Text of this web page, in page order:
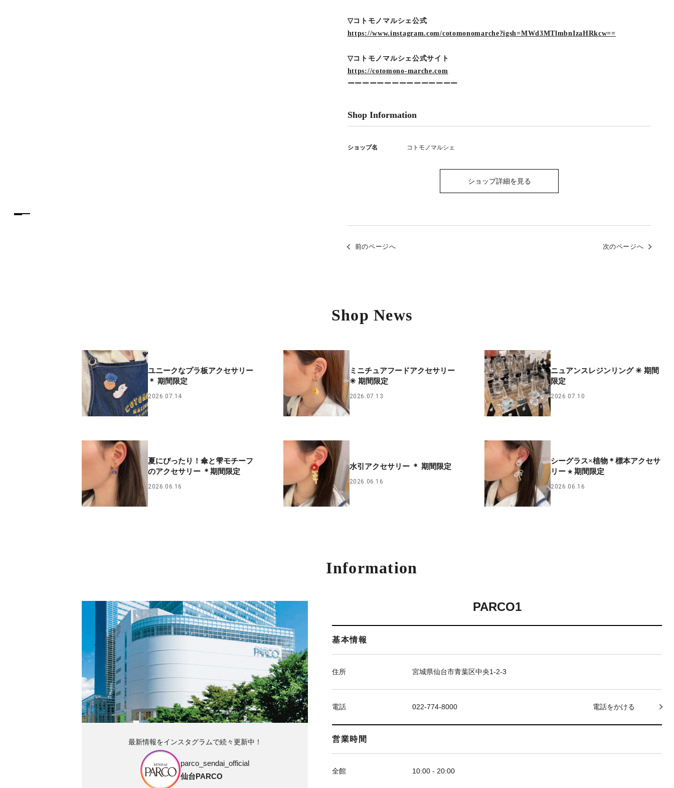
▽コトモノマルシェ公式
https://www.instagram.com/cotomonomarche?igsh=MWd3MTlmbnIzaHRkcw==
▽コトモノマルシェ公式サイト
https://cotomono-marche.com
ーーーーーーーーーーーーーーー
Shop Information
ショップ名 コトモノマルシェ
ショップ詳細を見る
前のページへ 次のページへ
Shop News
ユニークなプラ板アクセサリー
＊ 期間限定
2026.07.14
ミニチュアフードアクセサリー
✳︎ 期間限定
2026.07.13
ニュアンスレジンリング ✳︎ 期間
限定
2026.07.10
夏にぴったり！傘と雫モチーフ
のアクセサリー ＊期間限定
2026.06.16
水引アクセサリー ＊ 期間限定
2026.06.16
シーグラス×植物＊標本アクセサ
リー ⭐︎ 期間限定
2026.06.16
Information
PARCO1
基本情報
住所 宮城県仙台市青葉区中央1-2-3
電話 022-774-8000 電話をかける
営業時間
全館 10:00 - 20:00
最新情報をインスタグラムで続々更新中！
parco_sendai_official
仙台PARCO